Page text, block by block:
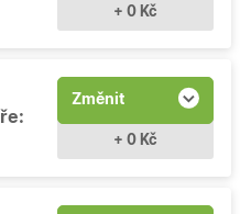
+ 0 Kč
Změnit
+ 0 Kč